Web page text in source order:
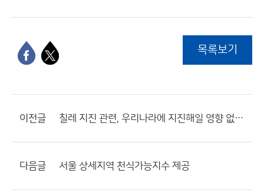
목록보기
이전글 칠레 지진 관련, 우리나라에 지진해일 영향 없을 듯
다음글 서울 상세지역 천식가능지수 제공